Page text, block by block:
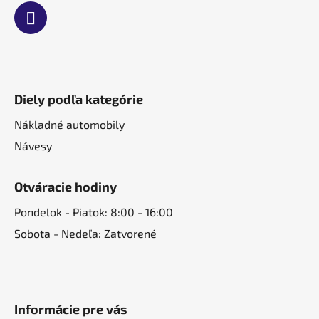
Diely podľa kategórie
Nákladné automobily
Návesy
Otváracie hodiny
Pondelok - Piatok: 8:00 - 16:00
Sobota - Nedeľa: Zatvorené
Informácie pre vás